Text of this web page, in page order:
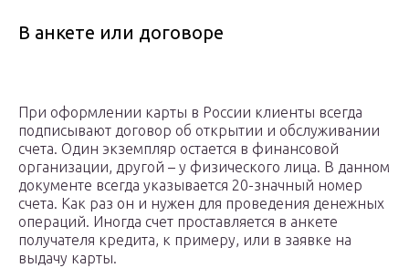
В анкете или договоре
При оформлении карты в России клиенты всегда
подписывают договор об открытии и обслуживании
счета. Один экземпляр остается в финансовой
организации, другой – у физического лица. В данном
документе всегда указывается 20-значный номер
счета. Как раз он и нужен для проведения денежных
операций. Иногда счет проставляется в анкете
получателя кредита, к примеру, или в заявке на
выдачу карты.